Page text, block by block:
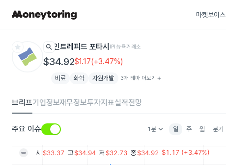
마켓보이스
star search 인트레피드 포타시 IPI뉴욕거래소
$34.92$1.17(+3.47%)
비료 화학 자원개발 3개 테마 더보기 add
브리프기업정보재무정보투자지표실적전망
주요 이슈 1분keyboard_arrow_down 일 주 월 분기